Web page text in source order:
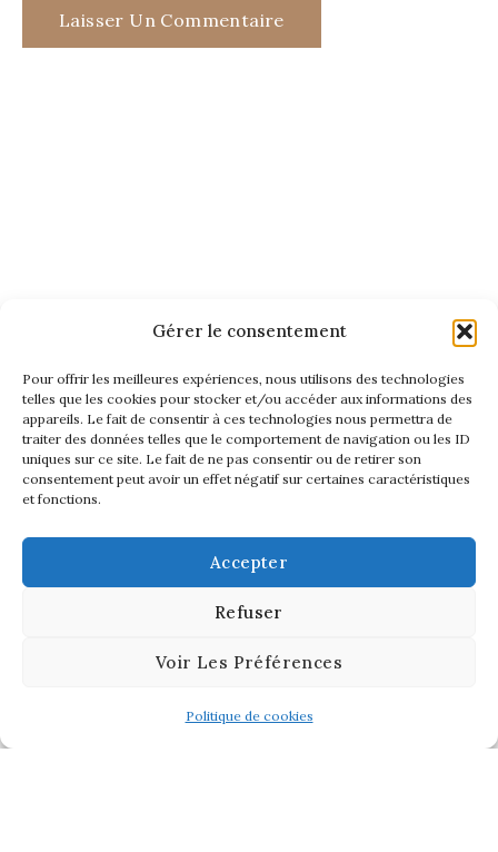
Gérer le consentement
Pour offrir les meilleures expériences, nous utilisons des technologies
telles que les cookies pour stocker et/ou accéder aux informations des
appareils. Le fait de consentir à ces technologies nous permettra de
traiter des données telles que le comportement de navigation ou les ID
uniques sur ce site. Le fait de ne pas consentir ou de retirer son
consentement peut avoir un effet négatif sur certaines caractéristiques
et fonctions.
Accepter
Refuser
Voir Les Préférences
Politique de cookies